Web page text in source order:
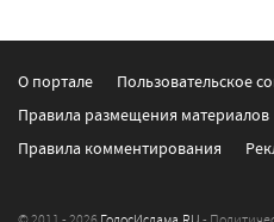
О портале
Пользовательское
Правила размещения материалов
Правила комментирования